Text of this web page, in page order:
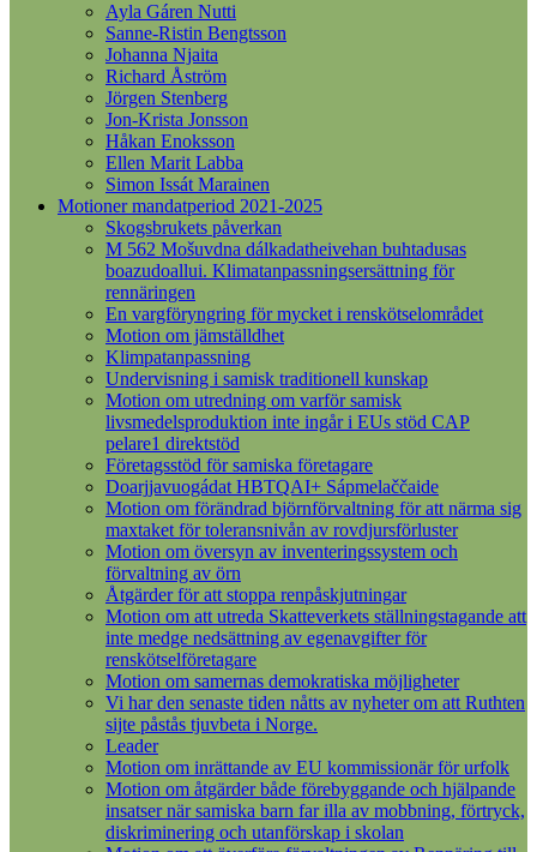
Ayla Gáren Nutti
Sanne-Ristin Bengtsson
Johanna Njaita
Richard Åström
Jörgen Stenberg
Jon-Krista Jonsson
Håkan Enoksson
Ellen Marit Labba
Simon Issát Marainen
Motioner mandatperiod 2021-2025
Skogsbrukets påverkan
M 562 Mošuvdna dálkadatheivehan buhtadusas
boazudoallui. Klimatanpassningsersättning för
rennäringen
En vargföryngring för mycket i renskötselområdet
Motion om jämställdhet
Klimpatanpassning
Undervisning i samisk traditionell kunskap
Motion om utredning om varför samisk
livsmedelsproduktion inte ingår i EUs stöd CAP
pelare1 direktstöd
Företagsstöd för samiska företagare
Doarjjavuogádat HBTQAI+ Sápmelaččaide
Motion om förändrad björnförvaltning för att närma sig
maxtaket för toleransnivån av rovdjursförluster
Motion om översyn av inventeringssystem och
förvaltning av örn
Åtgärder för att stoppa renpåskjutningar
Motion om att utreda Skatteverkets ställningstagande att
inte medge nedsättning av egenavgifter för
renskötselföretagare
Motion om samernas demokratiska möjligheter
Vi har den senaste tiden nåtts av nyheter om att Ruthten
sijte påstås tjuvbeta i Norge.
Leader
Motion om inrättande av EU kommissionär för urfolk
Motion om åtgärder både förebyggande och hjälpande
insatser när samiska barn far illa av mobbning, förtryck,
diskriminering och utanförskap i skolan